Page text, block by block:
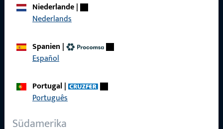
Niederlande|
Nederlands
Spanien |
Español
Portugal|
Português
Südamerika
Karriere
Produktkatalog